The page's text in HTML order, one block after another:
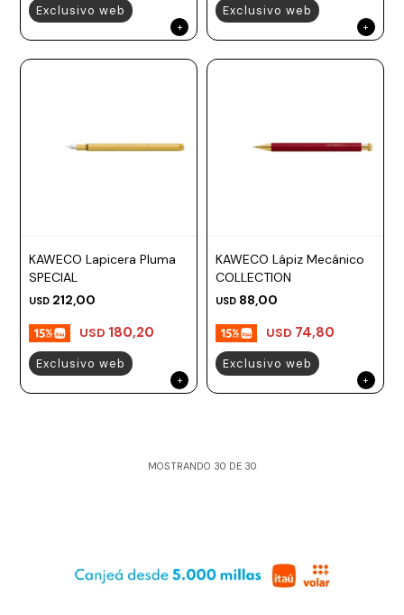
Exclusivo web Exclusivo web
KAWECO Lapicera Pluma
SPECIAL
USD 212,00
USD 180,20
Exclusivo web
KAWECO Lápiz Mecánico
COLLECTION
USD 88,00
USD 74,80
Exclusivo web
MOSTRANDO 30 DE 30